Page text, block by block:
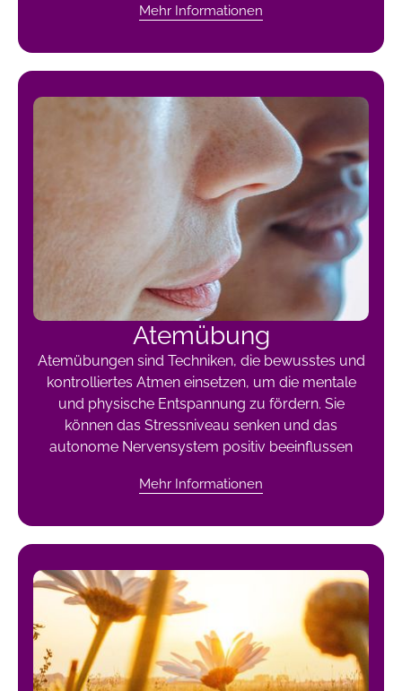
Mehr Informationen
Atemübung
Atemübungen sind Techniken, die bewusstes und
kontrolliertes Atmen einsetzen, um die mentale
und physische Entspannung zu fördern. Sie
können das Stressniveau senken und das
autonome Nervensystem positiv beeinflussen
Mehr Informationen